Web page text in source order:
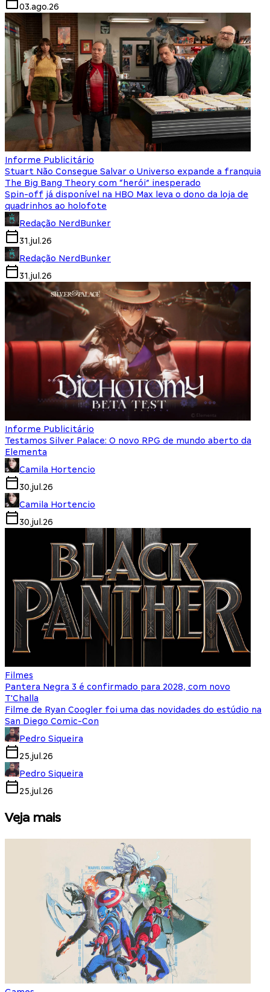
03.ago.26
Informe Publicitário
Stuart Não Consegue Salvar o Universo expande a franquia
The Big Bang Theory com “herói” inesperado
Spin-off já disponível na HBO Max leva o dono da loja de
quadrinhos ao holofote
Redação NerdBunker
31.jul.26
Redação NerdBunker
31.jul.26
Informe Publicitário
Testamos Silver Palace: O novo RPG de mundo aberto da
Elementa
Camila Hortencio
30.jul.26
Camila Hortencio
30.jul.26
Filmes
Pantera Negra 3 é confirmado para 2028, com novo
T'Challa
Filme de Ryan Coogler foi uma das novidades do estúdio na
San Diego Comic-Con
Pedro Siqueira
25.jul.26
Pedro Siqueira
25.jul.26
Veja mais